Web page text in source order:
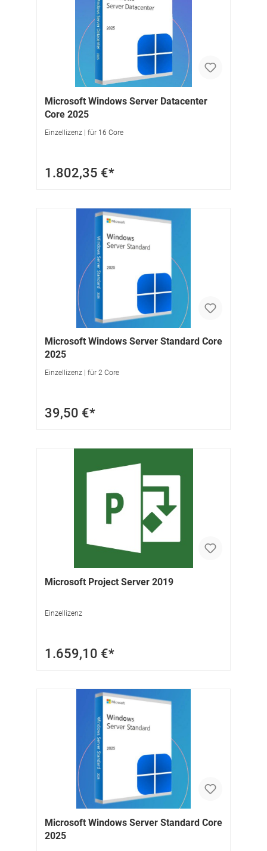
Microsoft Windows Server Datacenter
Core 2025
Einzellizenz | für 16 Core
1.802,35 €*
Microsoft Windows Server Standard Core
2025
Einzellizenz | für 2 Core
39,50 €*
Microsoft Project Server 2019
Einzellizenz
1.659,10 €*
Microsoft Windows Server Standard Core
2025